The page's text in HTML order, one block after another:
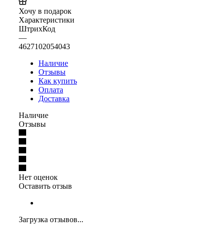
Хочу в подарок
Характеристики
ШтрихКод
—
4627102054043
Наличие
Отзывы
Как купить
Оплата
Доставка
Наличие
Отзывы
Нет оценок
Оставить отзыв
Загрузка отзывов...